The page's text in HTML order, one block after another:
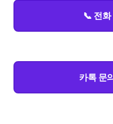
📞 전
카톡 문